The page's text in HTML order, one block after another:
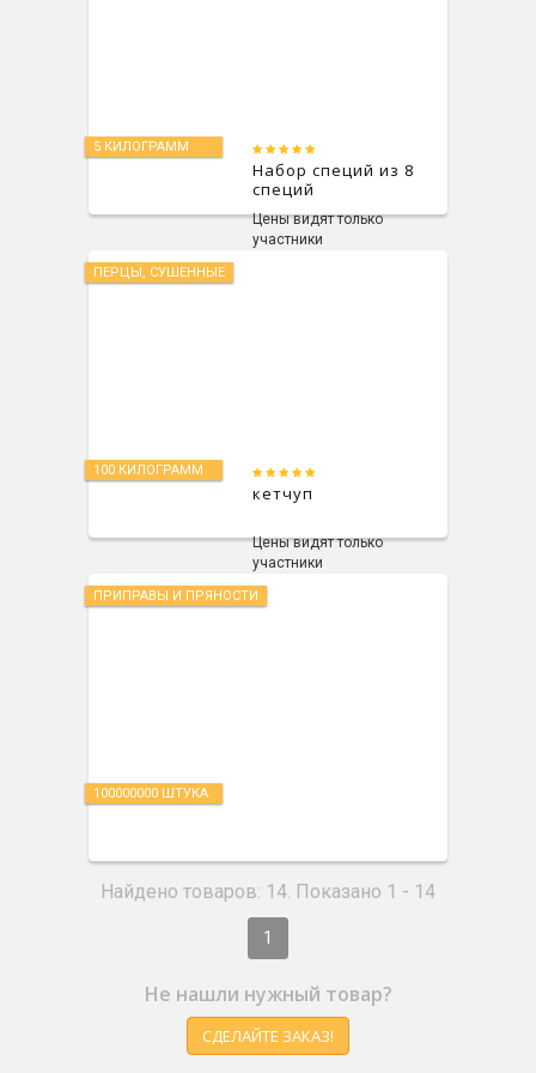
5 КИЛОГРАММ
ПЕРЦЫ, СУШЕННЫЕ
100 КИЛОГРАММ
Набор специй из 8
специй
Цены видят только
участники
ПРИПРАВЫ И ПРЯНОСТИ
100000000 ШТУКА
кетчуп
Цены видят только
участники
Найдено товаров: 14. Показано 1 - 14
1
Не нашли нужный товар?
СДЕЛАЙТЕ ЗАКАЗ!